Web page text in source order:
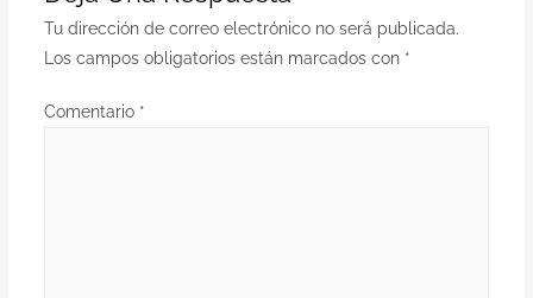
Tu dirección de correo electrónico no será publicada.
Los campos obligatorios están marcados con *
Comentario *